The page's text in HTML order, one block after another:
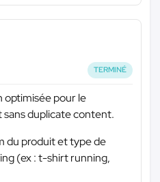
TERMINÉ
optimisée pour le
duplicate content.
du produit et type de
(ex : t-shirt running,